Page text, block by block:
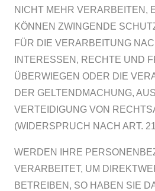
NICHT MEHR VERARBEITEN,
KÖNNEN ZWINGENDE
FÜR DIE VERARBEITUNG
INTERESSEN, RECHTE UND
ÜBERWIEGEN ODER DIE
DER GELTENDMACHUNG,
VERTEIDIGUNG VON
(WIDERSPRUCH NACH ART.
WERDEN IHRE
VERARBEITET, UM
BETREIBEN, SO HABEN SIE